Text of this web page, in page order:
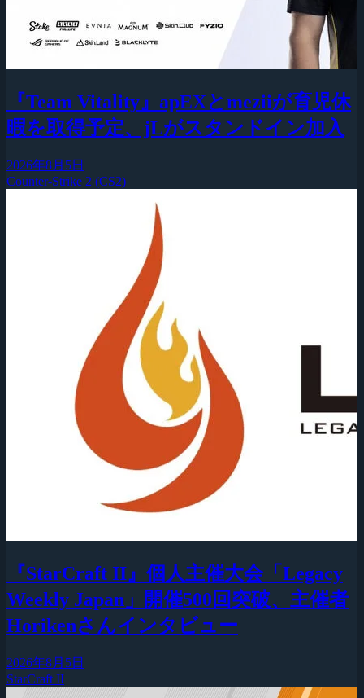
『Team Vitality』apEXとmeziiが育児休
暇を取得予定、jLがスタンドイン加入
2026年8月5日
Counter-Strike 2 (CS2)
『StarCraft II』個人主催大会「Legacy
Weekly Japan」開催500回突破、主催者
Horikenさんインタビュー
2026年8月5日
StarCraft II